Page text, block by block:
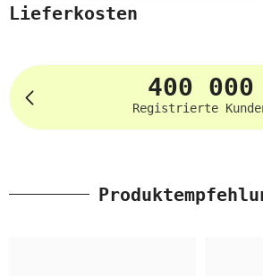
Lieferkosten
400 000
Registrierte